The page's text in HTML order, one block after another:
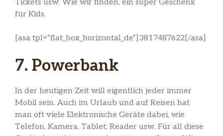
Tickets usw. Wie wir finden, ein super Geschenk
für Kids.
[asa tpl=“flat_box_horizontal_de“]3817487622[/asa]
7. Powerbank
In der heutigen Zeit will eigentlich jeder immer
Mobil sein. Auch im Urlaub und auf Reisen hat
man oft viele Elektronische Geräte dabei, wie
Telefon, Kamera, Tablet, Reader usw. Für all diese